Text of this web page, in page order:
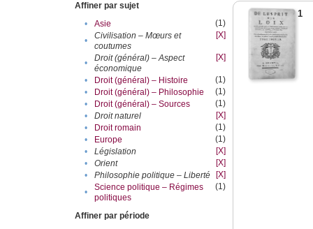
Affiner par sujet
•
Asie
(1)
•
Civilisation – Mœurs et
coutumes
[X]
•
Droit (général) – Aspect
économique
[X]
• Droit (général) – Histoire
(1)
•
Droit (général) – Philosophie
(1)
•
Droit (général) – Sources
(1)
•
Droit naturel
[X]
•
Droit romain
(1)
•
Europe
(1)
•
Législation
[X]
•
Orient
[X]
•
Philosophie politique – Liberté
[X]
•
Science politique – Régimes
politiques
(1)
Affiner par période
1